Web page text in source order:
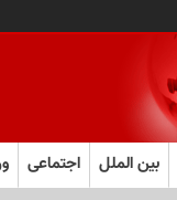
بین الملل اجتماعی